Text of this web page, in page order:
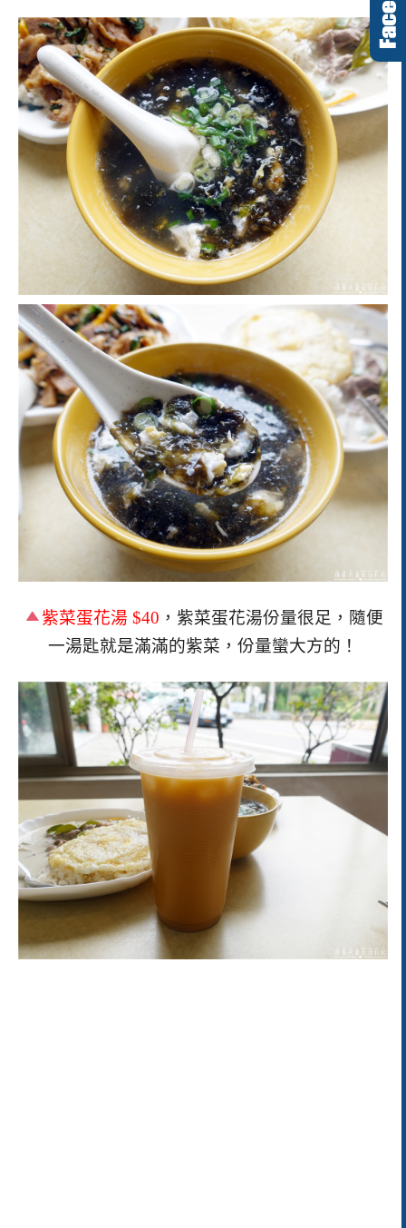
紫菜蛋花湯 $40 ，紫菜蛋花湯份量很足，隨便
一湯匙就是滿滿的紫菜，份量蠻大方的！